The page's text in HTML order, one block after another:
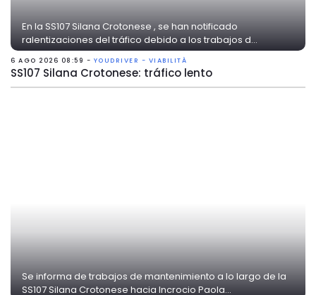
En la SS107 Silana Crotonese , se han notificado
ralentizaciones del tráfico debido a los trabajos d...
6 AGO 2026 08:59 - YOUDRIVER - VIABILITÀ
SS107 Silana Crotonese: tráfico lento
Se informa de trabajos de mantenimiento a lo largo de la
SS107 Silana Crotonese hacia Incrocio Paola...